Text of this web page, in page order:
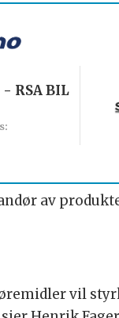
RSA BIL
av
vil